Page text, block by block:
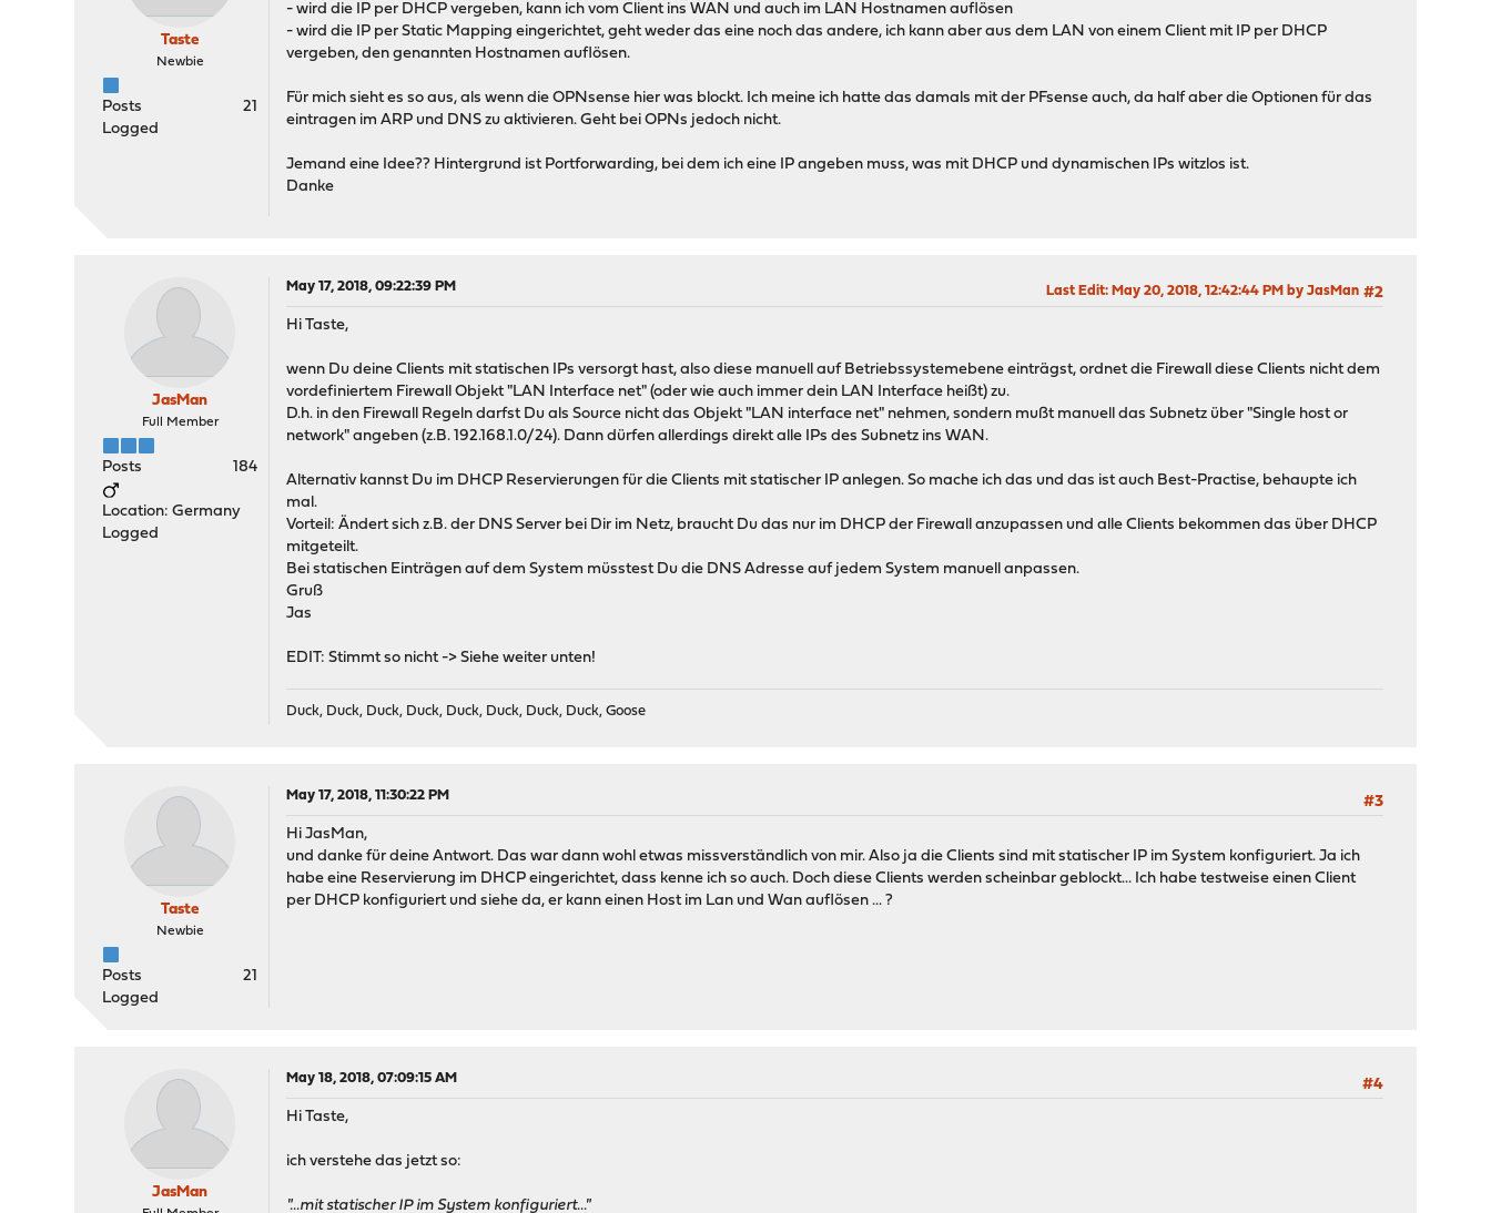
Taste
Newbie
Posts
21
Logged
- wird die IP per DHCP vergeben, kann ich vom Client ins WAN und auch im LAN Hostnamen auflösen
- wird die IP per Static Mapping eingerichtet, geht weder das eine noch das andere, ich kann aber aus dem LAN von einem Client mit IP per DHCP
vergeben, den genannten Hostnamen auflösen.
Für mich sieht es so aus, als wenn die OPNsense hier was blockt. Ich meine ich hatte das damals mit der PFsense auch, da half aber die Optionen für das
eintragen im ARP und DNS zu aktivieren. Geht bei OPNs jedoch nicht.
Jemand eine Idee?? Hintergrund ist Portforwarding, bei dem ich eine IP angeben muss, was mit DHCP und dynamischen IPs witzlos ist.
Danke
JasMan
Full Member
Posts 184
Location: Germany
Logged
May 17, 2018, 09:22:39 PM #2
Last Edit: May 20, 2018, 12:42:44 PM by JasMan
Hi Taste,
wenn Du deine Clients mit statischen IPs versorgt hast, also diese manuell auf Betriebssystemebene einträgst, ordnet die Firewall diese Clients nicht dem
vordefiniertem Firewall Objekt "LAN Interface net" (oder wie auch immer dein LAN Interface heißt) zu.
D.h. in den Firewall Regeln darfst Du als Source nicht das Objekt "LAN interface net" nehmen, sondern mußt manuell das Subnetz über "Single host or
network" angeben (z.B. 192.168.1.0/24). Dann dürfen allerdings direkt alle IPs des Subnetz ins WAN.
Alternativ kannst Du im DHCP Reservierungen für die Clients mit statischer IP anlegen. So mache ich das und das ist auch Best-Practise, behaupte ich
mal.
Vorteil: Ändert sich z.B. der DNS Server bei Dir im Netz, braucht Du das nur im DHCP der Firewall anzupassen und alle Clients bekommen das über DHCP
mitgeteilt.
Bei statischen Einträgen auf dem System müsstest Du die DNS Adresse auf jedem System manuell anpassen.
Gruß
Jas
EDIT: Stimmt so nicht -> Siehe weiter unten!
Duck, Duck, Duck, Duck, Duck, Duck, Duck, Duck, Goose
Taste
Newbie
Posts
21
Logged
May 17, 2018, 11:30:22 PM
#3
Hi JasMan,
und danke für deine Antwort. Das war dann wohl etwas missverständlich von mir. Also ja die Clients sind mit statischer IP im System konfiguriert. Ja ich
habe eine Reservierung im DHCP eingerichtet, dass kenne ich so auch. Doch diese Clients werden scheinbar geblockt... Ich habe testweise einen Client
per DHCP konfiguriert und siehe da, er kann einen Host im Lan und Wan auflösen ... ?
JasMan
May 18, 2018, 07:09:15 AM
#4
Hi Taste,
ich verstehe das jetzt so:
"...mit statischer IP im System konfiguriert..."